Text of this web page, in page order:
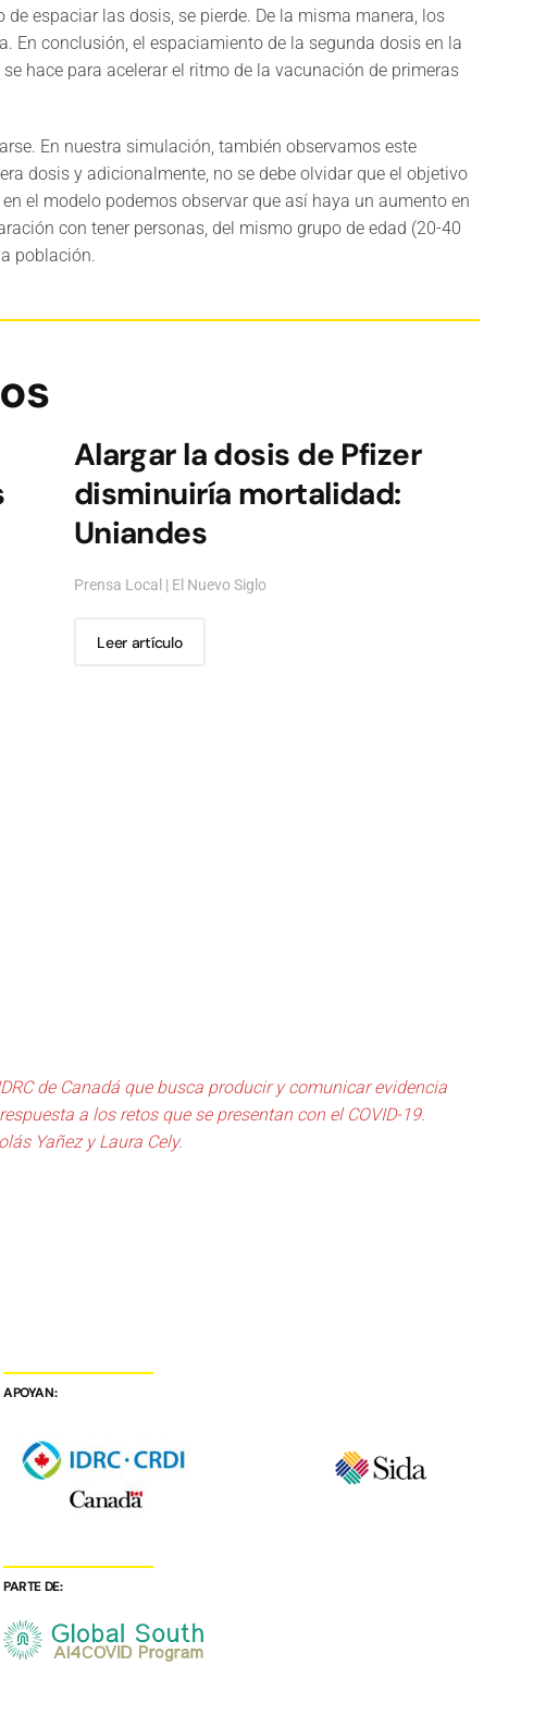
espaciar las dosis, se pierde. De la misma manera, los
En conclusión, el espaciamiento de la segunda dosis en la
hace para acelerar el ritmo de la vacunación de primeras
En nuestra simulación, también observamos este
dosis y adicionalmente, no se debe olvidar que el objetivo
el modelo podemos observar que así haya un aumento en
con tener personas, del mismo grupo de edad (20-40
población.
Alargar la dosis de Pfizer
disminuiría mortalidad:
Uniandes
Prensa Local | El Nuevo Siglo
Leer artículo
de Canadá que busca producir y comunicar evidencia
a los retos que se presentan con el COVID-19.
Yañez y Laura Cely.
APOYAN:
PARTE DE: